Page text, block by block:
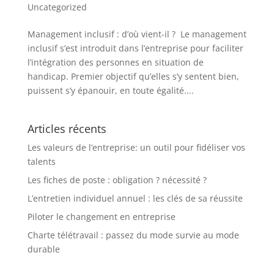
Uncategorized
Management inclusif : d’où vient-il ? Le management
inclusif s’est introduit dans l’entreprise pour faciliter
l’intégration des personnes en situation de
handicap. Premier objectif qu’elles s’y sentent bien,
puissent s’y épanouir, en toute égalité....
Articles récents
Les valeurs de l’entreprise: un outil pour fidéliser vos
talents
Les fiches de poste : obligation ? nécessité ?
L’entretien individuel annuel : les clés de sa réussite
Piloter le changement en entreprise
Charte télétravail : passez du mode survie au mode
durable